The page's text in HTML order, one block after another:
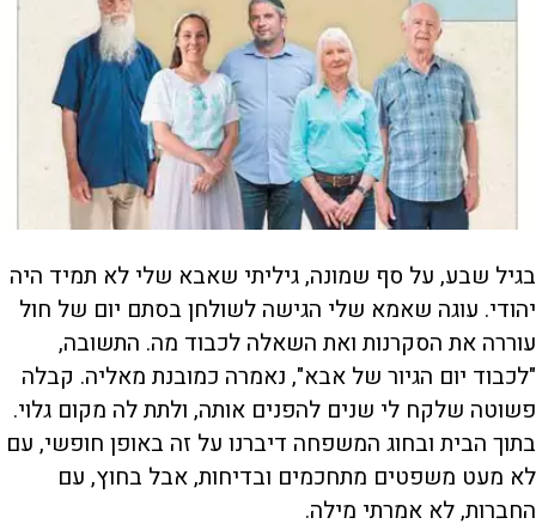
בגיל שבע, על סף שמונה, גיליתי שאבא שלי לא תמיד היה
יהודי. עוגה שאמא שלי הגישה לשולחן בסתם יום של חול
עוררה את הסקרנות ואת השאלה לכבוד מה. התשובה,
"לכבוד יום הגיור של אבא", נאמרה כמובנת מאליה. קבלה
פשוטה שלקח לי שנים להפנים אותה, ולתת לה מקום גלוי.
בתוך הבית ובחוג המשפחה דיברנו על זה באופן חופשי, עם
לא מעט משפטים מתחכמים ובדיחות, אבל בחוץ, עם
החברות, לא אמרתי מילה.